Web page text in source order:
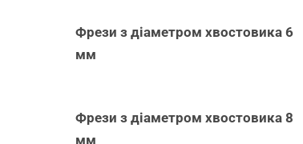
Фрези з діаметром хвостовика 6
мм
Фрези з діаметром хвостовика 8
мм